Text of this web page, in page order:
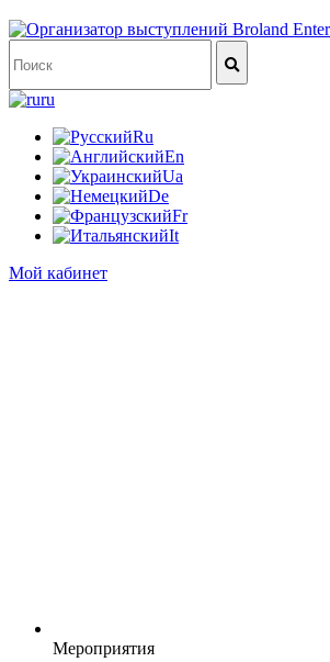
ru
Ru
En
Ua
De
Fr
It
Мой кабинет
Мероприятия